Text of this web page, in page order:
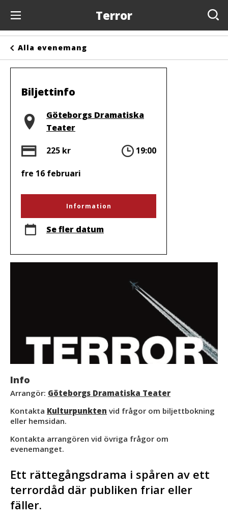
Terror
Anslagstavlan
Arrangörer
Kontakta oss
Alla evenemang
Biljettinfo
Plats
Göteborgs Dramatiska
Teater
Pris
225 kr Tid
19:00
fre 16 februari
Information
Se fler datum
Info
Arrangör: Göteborgs Dramatiska Teater
Kontakta Kulturpunkten vid frågor om biljettbokning
eller hemsidan.
Kontakta arrangören vid övriga frågor om
evenemanget.
Ett rättegångsdrama i spåren av ett
terrordåd där publiken friar eller
fäller.